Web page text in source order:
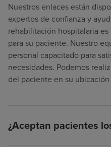
Nuestros enlaces están
expertos de confianza y
rehabilitación hospitalaria
para su paciente. Nuestro
personal capacitado para
necesidades. Podemos
del paciente en su
¿Aceptan pacientes